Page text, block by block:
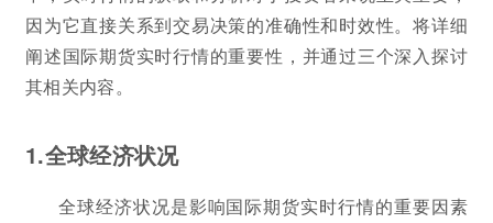
因为它直接关系到交易决策的准确性和时效性。将详细
阐述国际期货实时行情的重要性，并通过三个深入探讨
其相关内容。
1.全球经济状况
全球经济状况是影响国际期货实时行情的重要因素